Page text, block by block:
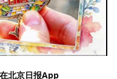
北京日报App